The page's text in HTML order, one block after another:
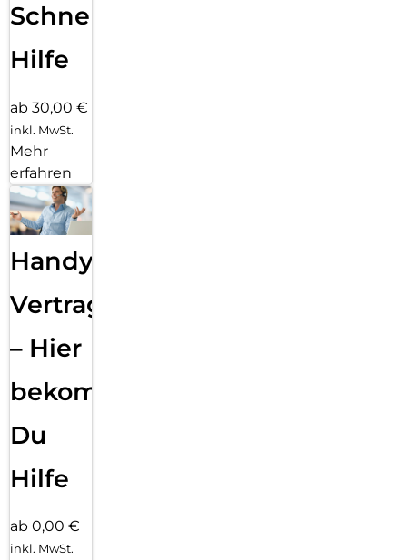
Schnelle
Hilfe
ab 30,00 €
inkl. MwSt.
Mehr
erfahren
Handy
Vertragsabwicklung
– Hier
bekommst
Du
Hilfe
ab 0,00 €
inkl. MwSt.